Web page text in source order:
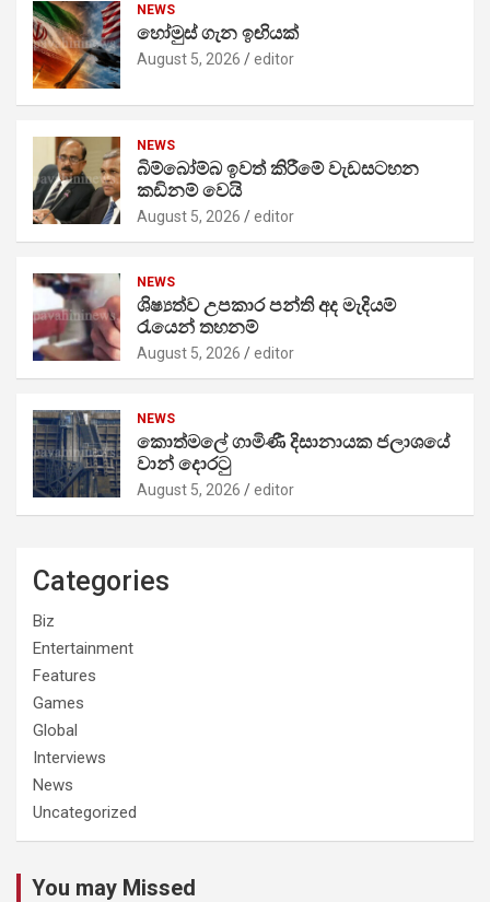
NEWS
හෝමුස් ගැන ඉඟියක්
August 5, 2026 editor
NEWS
බිම්බෝම්බ ඉවත් කිරීමේ වැඩසටහන
කඩිනම් වෙයි
August 5, 2026 editor
NEWS
ශිෂ්‍යත්ව උපකාර පන්ති අද මැදියම්
රැයෙන් තහනම්
August 5, 2026 editor
NEWS
කොත්මලේ ගාමිණී දිසානායක ජලාශයේ
වාන් දොරටු
August 5, 2026 editor
Categories
Biz
Entertainment
Features
Games
Global
Interviews
News
Uncategorized
You may Missed